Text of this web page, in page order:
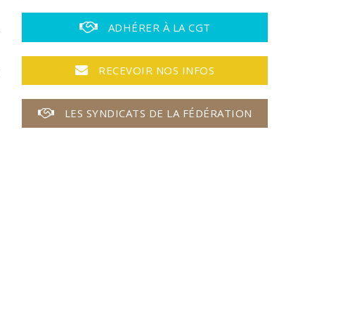
ADHÉRER À LA CGT
RECEVOIR NOS INFOS
LES SYNDICATS DE LA FÉDÉRATION